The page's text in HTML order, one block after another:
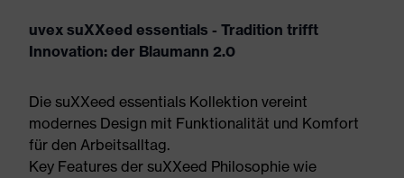
uvex suXXeed essentials - Tradition trifft
Innovation: der Blaumann 2.0
Die suXXeed essentials Kollektion vereint
modernes Design mit Funktionalität und Komfort
für den Arbeitsalltag.
Key Features der suXXeed Philosophie wie